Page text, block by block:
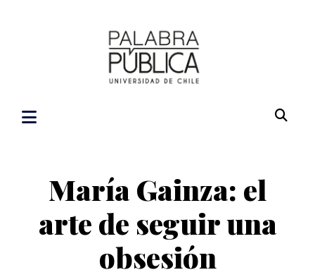
María Gainza: el
arte de seguir una
obsesión